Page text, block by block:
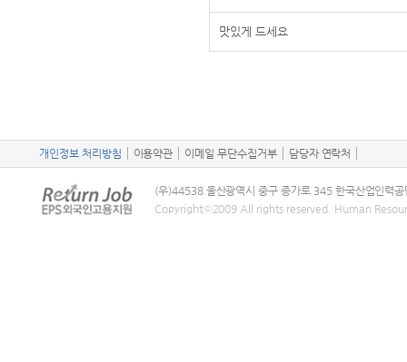
맛있게 드세요
개인정보 처리방침 이용약관 이메일 무단수집거부 담당자 연락처
(우)44538 울산광역시 중구 종가로 345 한국산업인력공
Copyrightⓒ2009 All rights reserved. Human